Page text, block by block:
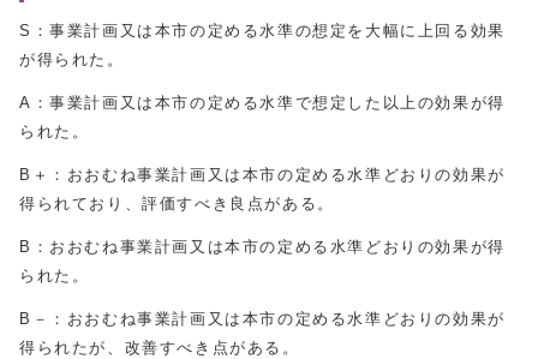
S：事業計画又は本市の定める水準の想定を大幅に上回る効果
が得られた。
A：事業計画又は本市の定める水準で想定した以上の効果が得
られた。
B＋：おおむね事業計画又は本市の定める水準どおりの効果が
得られており、評価すべき良点がある。
B：おおむね事業計画又は本市の定める水準どおりの効果が得
られた。
B－：おおむね事業計画又は本市の定める水準どおりの効果が
得られたが、改善すべき点がある。